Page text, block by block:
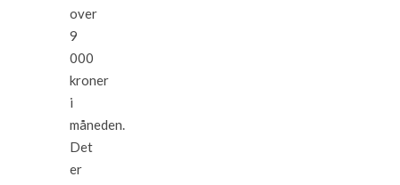
over
9
000
kroner
i
måneden.
Det
er